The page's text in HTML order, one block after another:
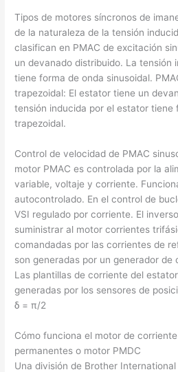
Tipos de motores síncronos de
de la naturaleza de la tensión
clasifican en PMAC de excitación
un devanado distribuido. La tensión
tiene forma de onda sinusoidal.
trapezoidal: El estator tiene un
tensión inducida por el estator tiene
trapezoidal.
Control de velocidad de PMAC
motor PMAC es controlada por la
variable, voltaje y corriente.
autocontrolado. En el control de
VSI regulado por corriente. El
suministrar al motor corrientes
comandadas por las corrientes de
son generadas por un generador
Las plantillas de corriente del
generadas por los sensores de
δ = π/2
Cómo funciona el motor de
permanentes o motor PMDC
Una división de Brother